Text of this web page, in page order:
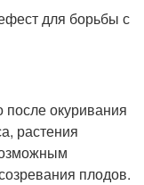
для борьбы с
после окуривания
растения
плодов.